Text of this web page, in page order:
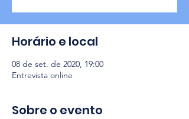
Horário e local
08 de set. de 2020, 19:00
Entrevista online
Sobre o evento